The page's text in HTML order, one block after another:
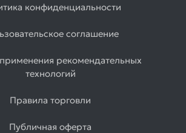
конфиденциальности
соглашение
рекомендательных
технологий
Правила торговли
Публичная оферта